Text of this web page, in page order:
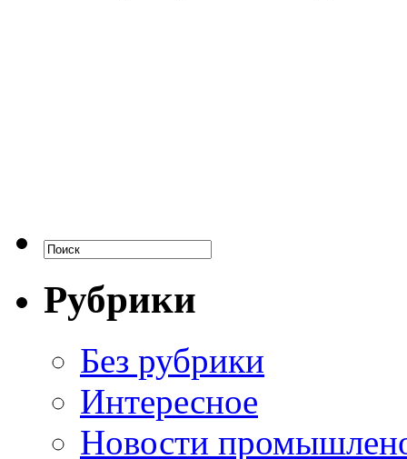
Рубрики
Без рубрики
Интересное
Новости